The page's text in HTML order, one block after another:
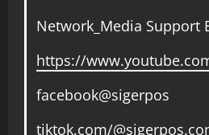
Network_Media Support
https://
facebook@sigerpos
tiktok.com/